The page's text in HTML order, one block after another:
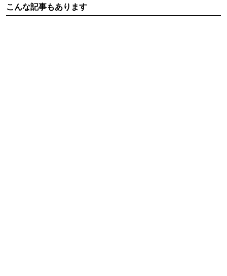
こんな記事もあります